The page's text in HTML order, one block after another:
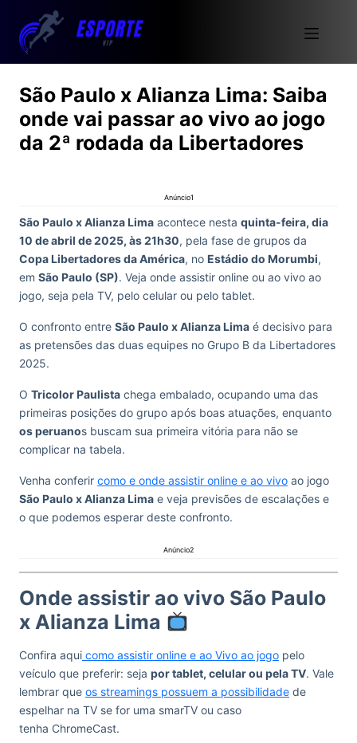
São Paulo x Alianza Lima: Saiba
onde vai passar ao vivo ao jogo
da 2ª rodada da Libertadores
Anúncio1
São Paulo x Alianza Lima acontece nesta quinta-feira, dia
10 de abril de 2025, às 21h30, pela fase de grupos da
Copa Libertadores da América, no Estádio do Morumbi,
em São Paulo (SP). Veja onde assistir online ou ao vivo ao
jogo, seja pela TV, pelo celular ou pelo tablet.
O confronto entre São Paulo x Alianza Lima é decisivo para
as pretensões das duas equipes no Grupo B da Libertadores
2025.
O Tricolor Paulista chega embalado, ocupando uma das
primeiras posições do grupo após boas atuações, enquanto
os peruanos buscam sua primeira vitória para não se
complicar na tabela.
Venha conferir como e onde assistir online e ao vivo ao jogo
São Paulo x Alianza Lima e veja previsões de escalações e
o que podemos esperar deste confronto.
Anúncio2
Onde assistir ao vivo São Paulo
x Alianza Lima
Confira aqui como assistir online e ao Vivo ao jogo pelo
veículo que preferir: seja por tablet, celular ou pela TV. Vale
lembrar que os streamings possuem a possibilidade de
espelhar na TV se for uma smarTV ou caso
tenha ChromeCast.